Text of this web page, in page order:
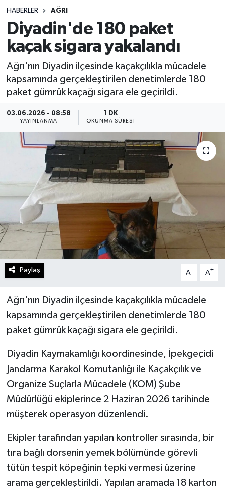
HABERLER AĞRI
Diyadin'de 180 paket
kaçak sigara yakalandı
Ağrı'nın Diyadin ilçesinde kaçakçılıkla mücadele
kapsamında gerçekleştirilen denetimlerde 180
paket gümrük kaçağı sigara ele geçirildi.
03.06.2026 - 08:58
YAYINLANMA
1 DK
OKUNMA SÜRESI
Paylaş A- A+
Ağrı'nın Diyadin ilçesinde kaçakçılıkla mücadele
kapsamında gerçekleştirilen denetimlerde 180
paket gümrük kaçağı sigara ele geçirildi.
Diyadin Kaymakamlığı koordinesinde, İpekgeçidi
Jandarma Karakol Komutanlığı ile Kaçakçılık ve
Organize Suçlarla Mücadele (KOM) Şube
Müdürlüğü ekiplerince 2 Haziran 2026 tarihinde
müşterek operasyon düzenlendi.
Ekipler tarafından yapılan kontroller sırasında, bir
tıra bağlı dorsenin yemek bölümünde görevli
tütün tespit köpeğinin tepki vermesi üzerine
arama gerçekleştirildi. Yapılan aramada 18 karton
Spor
Teknoloji
Yaşam